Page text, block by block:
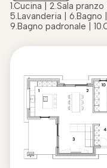
1.Cucina | 2.Sala
5.Lavanderia | 6.Bagno
9.Bagno padronale |